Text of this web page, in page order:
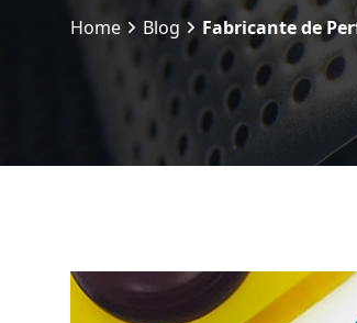
Home Blog Fabricante de